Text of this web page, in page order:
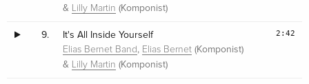
& Lilly Martin (Komponist)
9. It's All Inside Yourself
Elias Bernet Band , Elias Bernet (Komponist)
& Lilly Martin (Komponist)
2:42